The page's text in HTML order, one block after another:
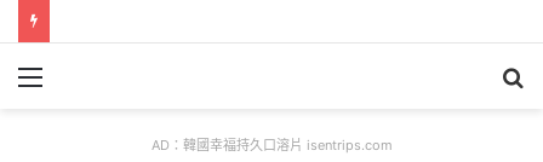
AD：韓國幸福持久口溶片 isentrips.com